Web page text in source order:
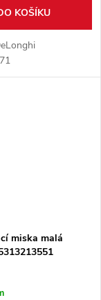
KOŠÍKU
miska malá